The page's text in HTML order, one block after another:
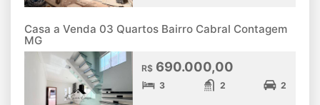
Casa a Venda 03 Quartos Bairro Cabral Contagem
MG
R$ 690.000,00
3 2 2